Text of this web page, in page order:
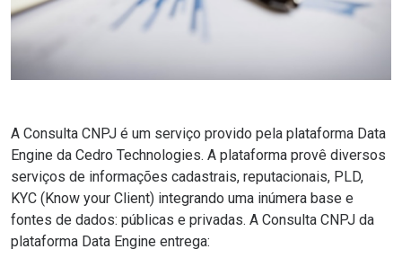
A Consulta CNPJ é um serviço provido pela plataforma Data
Engine da Cedro Technologies. A plataforma provê diversos
serviços de informações cadastrais, reputacionais, PLD,
KYC (Know your Client) integrando uma inúmera base e
fontes de dados: públicas e privadas. A Consulta CNPJ da
plataforma Data Engine entrega: